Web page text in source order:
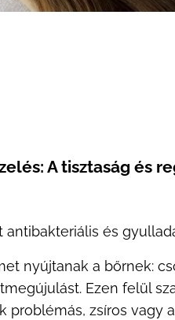
A tisztaság és
antibakteriális és
nyújtanak a bőrnek:
Ezen felül
problémás, zsíros vagy